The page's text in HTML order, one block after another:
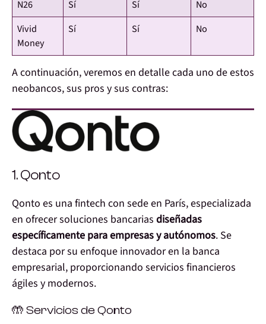
N26
Sí Sí
No
Vivid
Money
Sí Sí No
A continuación, veremos en detalle cada uno de estos
neobancos, sus pros y sus contras:
1. Qonto
Qonto es una fintech con sede en París, especializada
en ofrecer soluciones bancarias diseñadas
específicamente para empresas y autónomos. Se
destaca por su enfoque innovador en la banca
empresarial, proporcionando servicios financieros
ágiles y modernos.
🤲 Servicios de Qonto